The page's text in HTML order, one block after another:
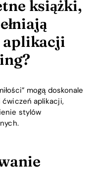
książki,
aplikacji
mogą doskonale
ćwiczeń aplikacji,
stylów